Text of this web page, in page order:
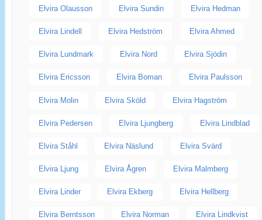
Elvira Olausson Elvira Sundin Elvira Hedman
Elvira Lindell Elvira Hedström Elvira Ahmed
Elvira Lundmark Elvira Nord Elvira Sjödin
Elvira Ericsson Elvira Boman Elvira Paulsson
Elvira Molin Elvira Sköld Elvira Hagström
Elvira Pedersen Elvira Ljungberg Elvira Lindblad
Elvira Ståhl Elvira Näslund Elvira Svärd
Elvira Ljung Elvira Ågren Elvira Malmberg
Elvira Linder Elvira Ekberg Elvira Hellberg
Elvira Berntsson Elvira Norman Elvira Lindkvist